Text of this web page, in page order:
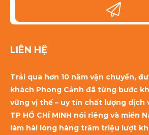
LIÊN HỆ
Trải qua hơn 10 năm vận chuyển,
khách Phong Cảnh đã từng bước
vững vị thế – uy tín chất lượng dịch
TP HỒ CHÍ MINH nói riêng và miền
làm hài lòng hàng trăm triệu lượt